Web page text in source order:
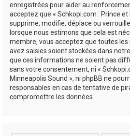
enregistrées pour aider au
acceptez que « Schkopi.com : Prince
supprime, modifie, déplace ou
lorsque nous estimons que cela est
membre, vous acceptez que toutes
avez saisies soient stockées dans
que ces informations ne soient pas
sans votre consentement, ni «
Minneapolis Sound », ni phpBB ne
responsables en cas de tentative de
compromettre les données.